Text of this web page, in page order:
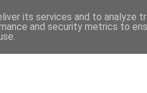
its services and to analyze
and security metrics to